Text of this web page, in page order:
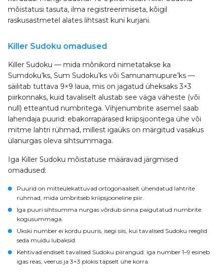
mõistatusi tasuta, ilma registreerimiseta, kõigil
raskusastmetel alates lihtsast kuni kurjani.
Killer Sudoku omadused
Killer Sudoku — mida mõnikord nimetatakse ka
Sumdoku’ks, Sum Sudoku’ks või Samunamupure’ks —
säilitab tuttava 9×9 laua, mis on jagatud üheksaks 3×3
piirkonnaks, kuid tavaliselt alustab see väga väheste (või
null) etteantud numbritega. Vihjenumbrite asemel saab
lahendaja puurid: ebakorrapärased kriipsjoontega ühe või
mitme lahtri rühmad, millest igaüks on märgitud vasakus
ülanurgas oleva sihtsummaga.
Iga Killer Sudoku mõistatuse määravad järgmised
omadused:
Puurid on mitteülekattuvad ortogonaalselt ühendatud lahtrite
rühmad, mida ümbritseb kriipsjooneline piir.
Iga puuri sihtsumma nurgas võrdub sinna paigutatud numbrite
kogusummaga.
Ükski number ei kordu puuris, isegi siis, kui tavalised Sudoku reeglid
seda muidu lubaksid.
Kehtivad endiselt tavalised Sudoku piirangud: iga number 1–9 esineb
igas reas, veerus ja 3×3 plokis täpselt ühe korra.